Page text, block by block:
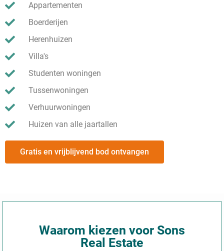
Appartementen
Boerderijen
Herenhuizen
Villa's
Studenten woningen
Tussenwoningen
Verhuurwoningen
Huizen van alle jaartallen
Gratis en vrijblijvend bod ontvangen
Waarom kiezen voor Sons
Real Estate